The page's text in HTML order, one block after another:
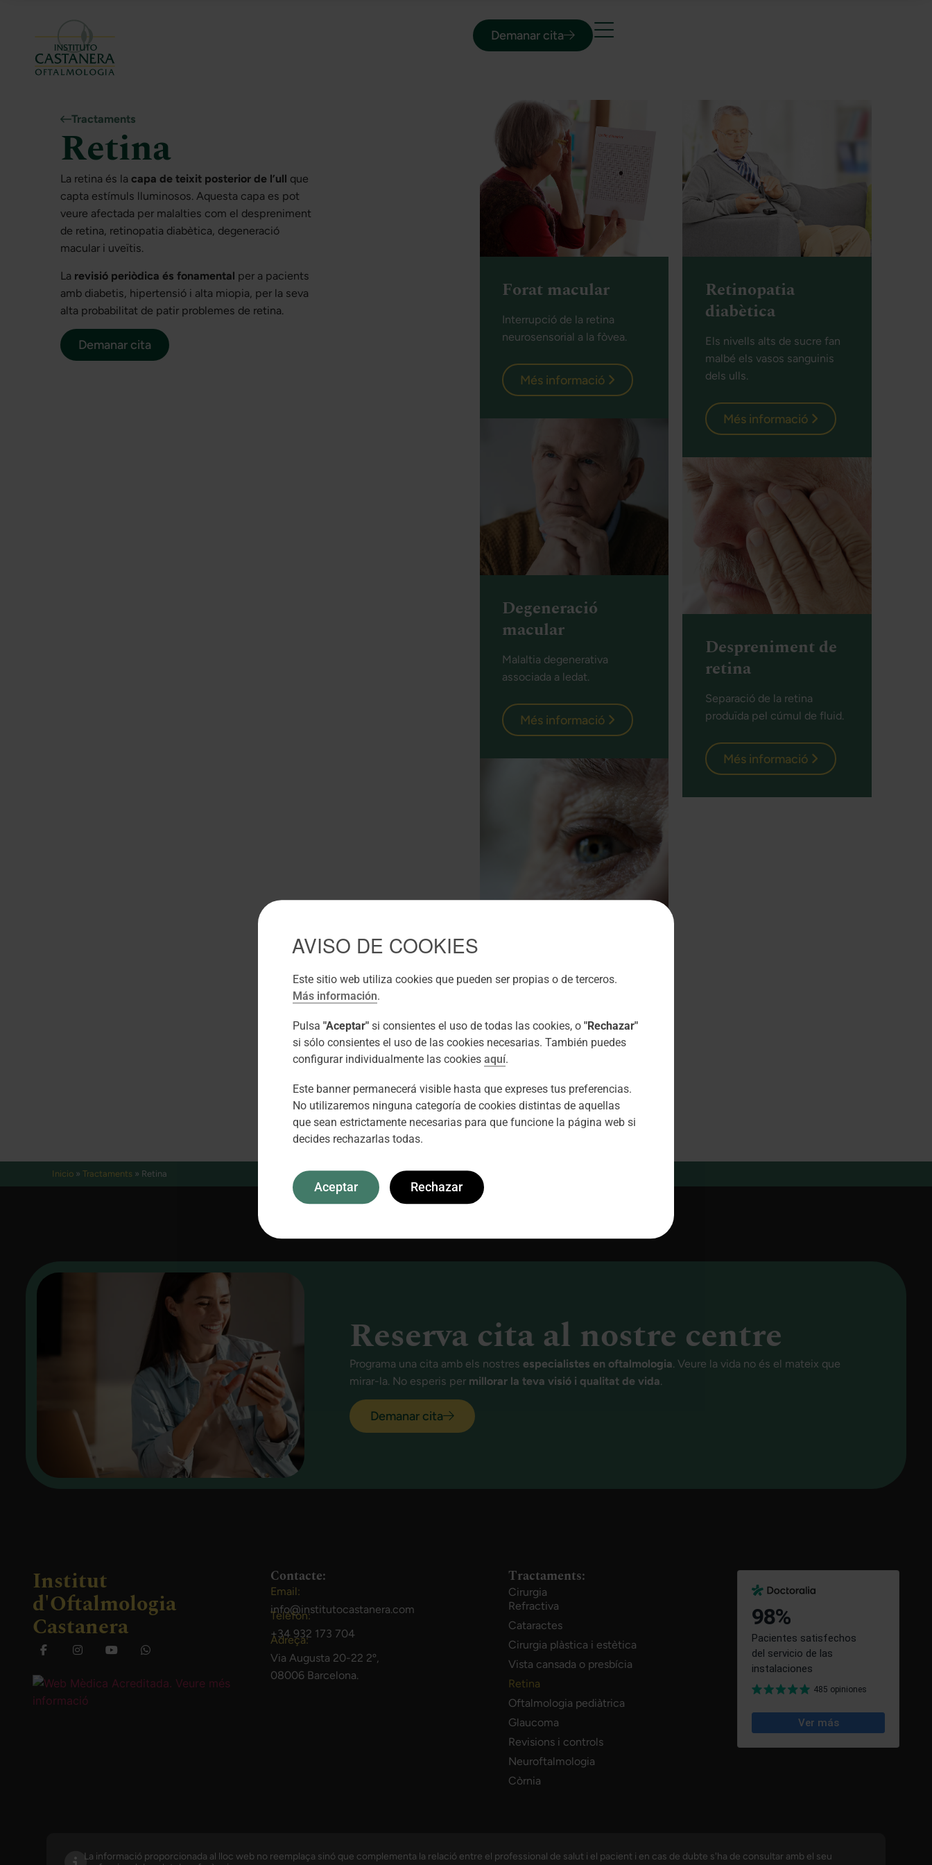
Demanar cita
Tractaments
Retina
La retina és lacapa de teixit posterior de l’ull que
capta estímuls lluminosos. Aquesta capa es pot
veure afectada per malalties com el despreniment
de retina, retinopatia diabètica, degeneració
macular i uveïtis.
La revisió periòdica és fonamental per a pacients
amb diabetis, hipertensió i alta miopia, per la seva
alta probabilitat de patir problemes de retina.
Demanar cita
Forat macular
Interrupció de la retina
neurosensorial a la fòvea.
Més informació
Degeneració
macular
Malaltia degenerativa
associada a ledat.
Més informació
epiretinal
Retinopatia
diabètica
Els nivells alts de sucre fan
malbé els vasos sanguinis
dels ulls.
Més informació
Despreniment de
retina
Separació de la retina
produïda pel cúmul de fluid.
Més informació
Inicio »Tractaments » Retina
Reserva cita al nostre centre
Programa una cita amb els nostres especialistes en oftalmologia . Veure la vida no és el mateix que
mirar-la. No esperis per millorar la teva visió i qualitat de vida
Demanar cita
Institut
d'Oftalmologia
Castanera
Contacte:
Email:
info@institutocastanera.com
Telèfon:
+34 932 173 704
Adreça:
Via Augusta 20-22 2º,
08006 Barcelona.
Tractaments:
Cirurgia
Refractiva
Cataractes
Cirurgia plàstica i estètica
Vista cansada o presbícia
Retina
Oftalmologia pediàtrica
Glaucoma
Revisions i controls
Neuroftalmologia
Còrnia
La informació proporcionada al lloc web no reemplaça sinó que complementa la relació entre el professional de salut i el pacient i en cas de dubte s'ha de consultar amb el seu
AVISO DE COOKIES
Este sitio web utiliza cookies que pueden ser propias o de terceros.
Más información.
Pulsa "Aceptar"si consientes el uso de todas las cookies, o "Rechazar"
si sólo consientes el uso de las cookies necesarias. También puedes
configurar individualmente las cookies aquí.
Este banner permanecerá visible hasta que expreses tus preferencias.
No utilizaremos ninguna categoría de cookies distintas de aquellas
que sean estrictamente necesarias para que funcione la página web si
decides rechazarlas todas.
Aceptar Rechazar